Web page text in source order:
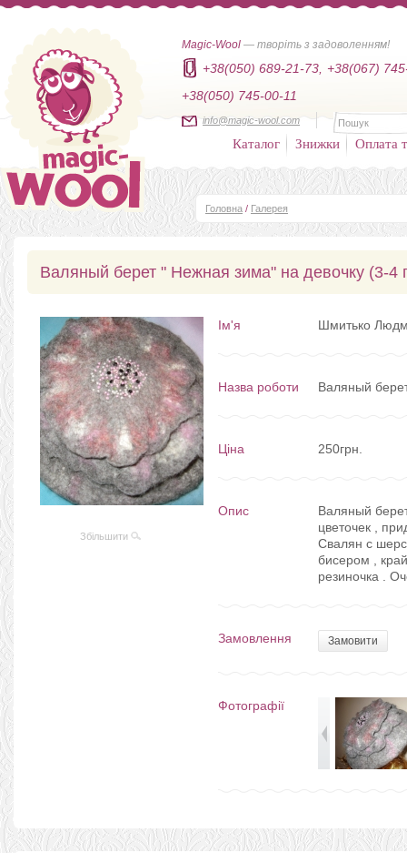
Magic-Wool — творіть з задоволенням!
+38(050) 689-21-73,
+38(067)
+38(050) 745-00-11
info@magic-wool.com
Каталог Знижки Оплата
Головна / Галерея
Валяный берет " Нежная зима" на девочку (3-4
Збільшити
Ім'я Шмитько
Назва роботи Валяный
Ціна 250грн.
Опис
Валяный
цветочек ,
Свалян с
бисером ,
резиночка .
Замовлення Замовити
Фотографії